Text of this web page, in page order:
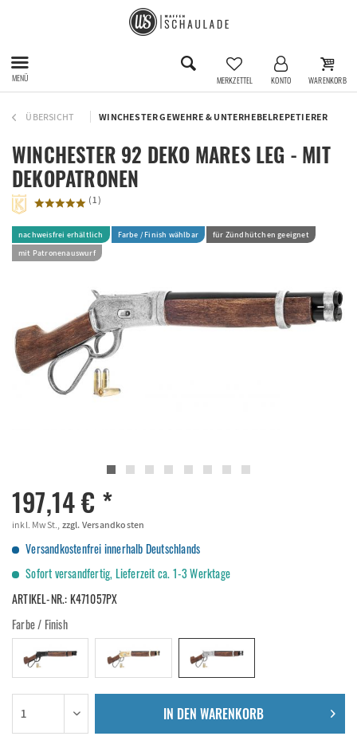
MENÜ MERKZETTEL KONTO WARENKORB
ÜBERSICHT WINCHESTER GEWEHRE & UNTERHEBELREPETIERER
WINCHESTER 92 DEKO MARES LEG - MIT
DEKOPATRONEN
(1)
nachweisfrei erhältlich Farbe / Finish wählbar
für Zündhütchen geeignet
mit Patronenauswurf
197,14 € *
inkl. MwSt., zzgl. Versandkosten
Versandkostenfrei innerhalb Deutschlands
Sofort versandfertig, Lieferzeit ca. 1-3 Werktage
ARTIKEL-NR.:K471057PX
Farbe / Finish
IN DEN WARENKORB